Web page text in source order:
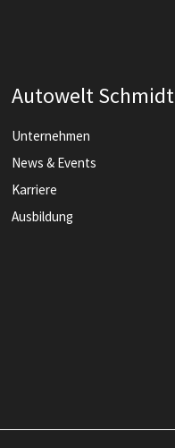
Autowelt Schmidt
Unternehmen
News & Events
Karriere
Ausbildung